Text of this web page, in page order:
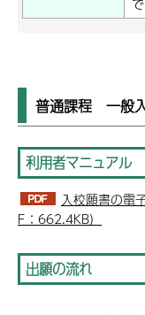
普通課程 一般
利用者マニュアル
入校願書の電
F：662.4KB）
出願の流れ